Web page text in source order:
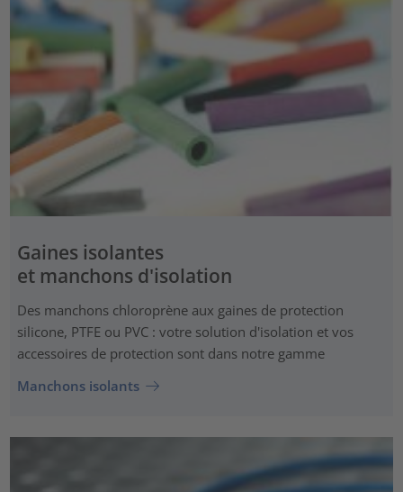
Gaines isolantes
et manchons d'isolation
Des manchons chloroprène aux gaines de protection
silicone, PTFE ou PVC : votre solution d'isolation et vos
accessoires de protection sont dans notre gamme
Manchons isolants